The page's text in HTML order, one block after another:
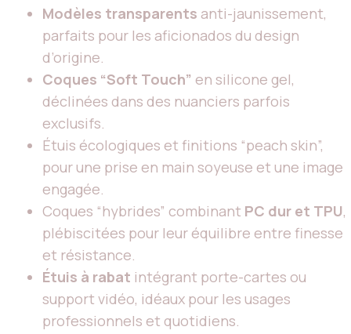
Modèles transparents anti-jaunissement,
parfaits pour les aficionados du design
d’origine.
Coques “Soft Touch” en silicone gel,
déclinées dans des nuanciers parfois
exclusifs.
Étuis écologiques et finitions “peach skin”,
pour une prise en main soyeuse et une image
engagée.
Coques “hybrides” combinant PC dur et TPU,
plébiscitées pour leur équilibre entre finesse
et résistance.
Étuis à rabat intégrant porte-cartes ou
support vidéo, idéaux pour les usages
professionnels et quotidiens.